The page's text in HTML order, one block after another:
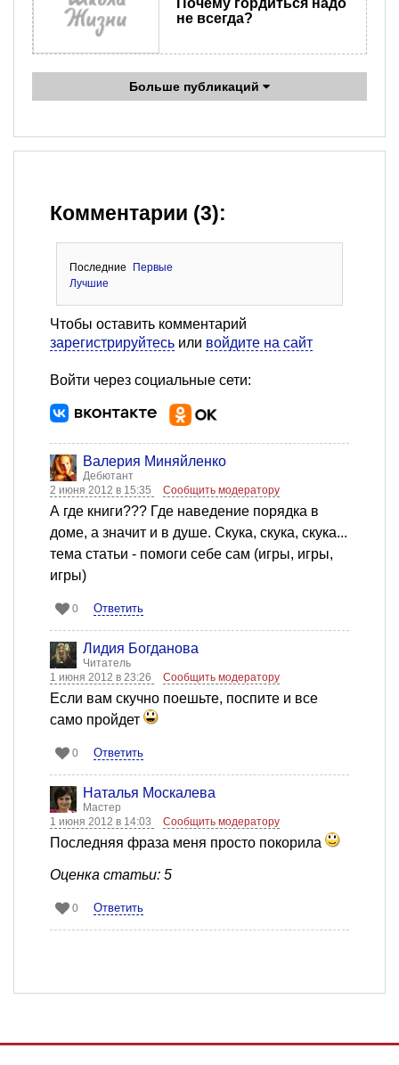
Почему гордиться надо
не всегда?
Больше публикаций
Комментарии (3):
Последние
Первые
Лучшие
Чтобы оставить комментарий
зарегистрируйтесь или войдите на сайт
Войти через социальные сети:
Валерия Миняйленко
Дебютант
2 июня 2012 в 15:35
Сообщить модератору
А где книги??? Где наведение порядка в
доме, а значит и в душе. Скука, скука, скука...
тема статьи - помоги себе сам (игры, игры,
игры)
0 Ответить
Лидия Богданова
Читатель
1 июня 2012 в 23:26
Сообщить модератору
Если вам скучно поешьте, поспите и все
само пройдет
0 Ответить
Наталья Москалева
Мастер
1 июня 2012 в 14:03
Сообщить модератору
Последняя фраза меня просто покорила
Оценка статьи: 5
0 Ответить